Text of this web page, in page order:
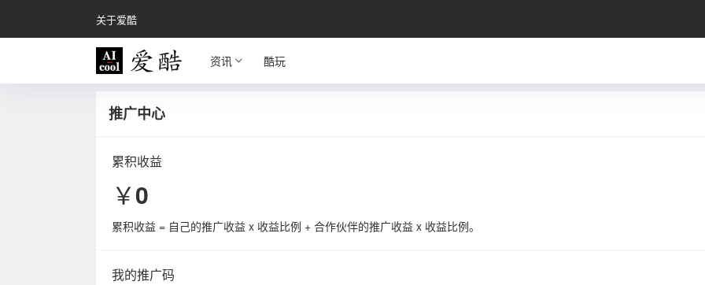
关于爱酷
资讯 酷玩
推广中心
累积收益
￥0
累积收益 = 自己的推广收益 x 收益比例 + 合作伙伴的推广收益 x 收益比例。
我的推广码